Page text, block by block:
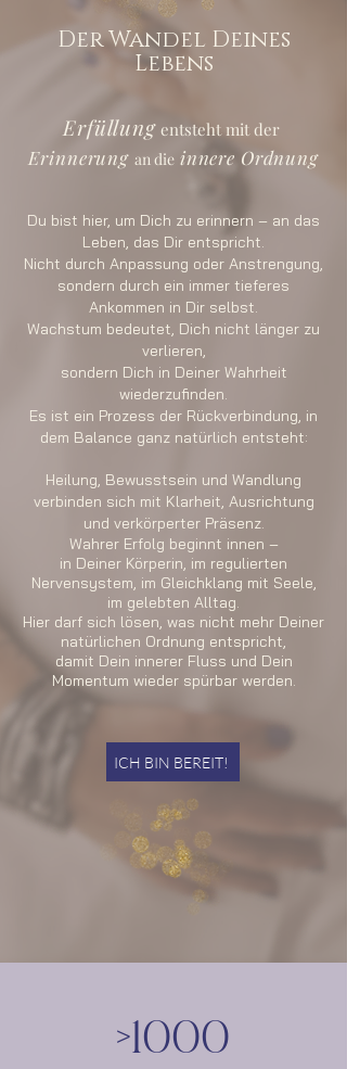
Der Wandel Deines
Lebens
Erfüllung entsteht mit der
Erinnerungan die innere Ordnung
Du bist hier, um Dich zu erinnern – an das
Leben, das Dir entspricht.
Nicht durch Anpassung oder Anstrengung,
sondern durch ein immer tieferes
Ankommen in Dir selbst.
Wachstum bedeutet, Dich nicht länger zu
verlieren,
sondern Dich in Deiner Wahrheit
wiederzufinden.
Es ist ein Prozess der Rückverbindung, in
dem Balance ganz natürlich entsteht:
Heilung, Bewusstsein und Wandlung
verbinden sich mit Klarheit, Ausrichtung
und verkörperter Präsenz.
Wahrer Erfolg beginnt innen –
in Deiner Körperin, im regulierten
Nervensystem, im Gleichklang mit Seele,
im gelebten Alltag.
Hier darf sich lösen, was nicht mehr Deiner
natürlichen Ordnung entspricht,
damit Dein innerer Fluss und Dein
Momentum wieder spürbar werden.
ICH BIN BEREIT!
>1000